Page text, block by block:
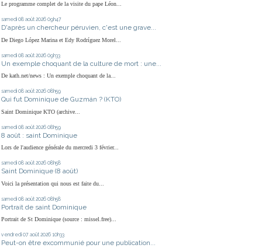
Le programme complet de la visite du pape Léon...
samedi 08 août 2026 09h47
D'après un chercheur péruvien, c'est une grave...
De Diego López Marina et Edy Rodríguez Morel...
samedi 08 août 2026 09h33
Un exemple choquant de la culture de mort : une...
De kath.net/news : Un exemple choquant de la...
samedi 08 août 2026 08h59
Qui fut Dominique de Guzmán ? (KTO)
Saint Dominique KTO (archive...
samedi 08 août 2026 08h59
8 août : saint Dominique
Lors de l'audience générale du mercredi 3 février...
samedi 08 août 2026 08h58
Saint Dominique (8 août)
Voici la présentation qui nous est faite du...
samedi 08 août 2026 08h58
Portrait de saint Dominique
Portrait de St Dominique (source : missel.free)...
vendredi 07 août 2026 10h33
Peut-on être excommunié pour une publication...